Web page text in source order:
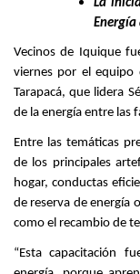
La
Energía
Vecinos de Iquique
viernes por el equipo
Tarapacá, que lidera
de la energía entre las
Entre las temáticas
de los principales
hogar, conductas
de reserva de energía
como el recambio de
“Esta capacitación